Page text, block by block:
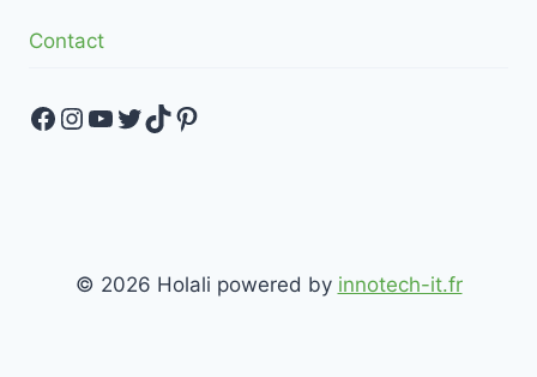
Contact
Facebook
Instagram
YouTube
Twitter
TikTok
Pinterest
© 2026 Holali powered by innotech-it.fr